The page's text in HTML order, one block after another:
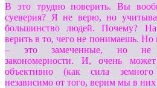
В это трудно поверить. Вы
суеверия? Я не верю, но
большинство людей. Почему?
верить в то, чего не понимаешь. Но
– это замеченные, но не
закономерности. И, очень
объективно (как сила
независимо от того, верим мы в них